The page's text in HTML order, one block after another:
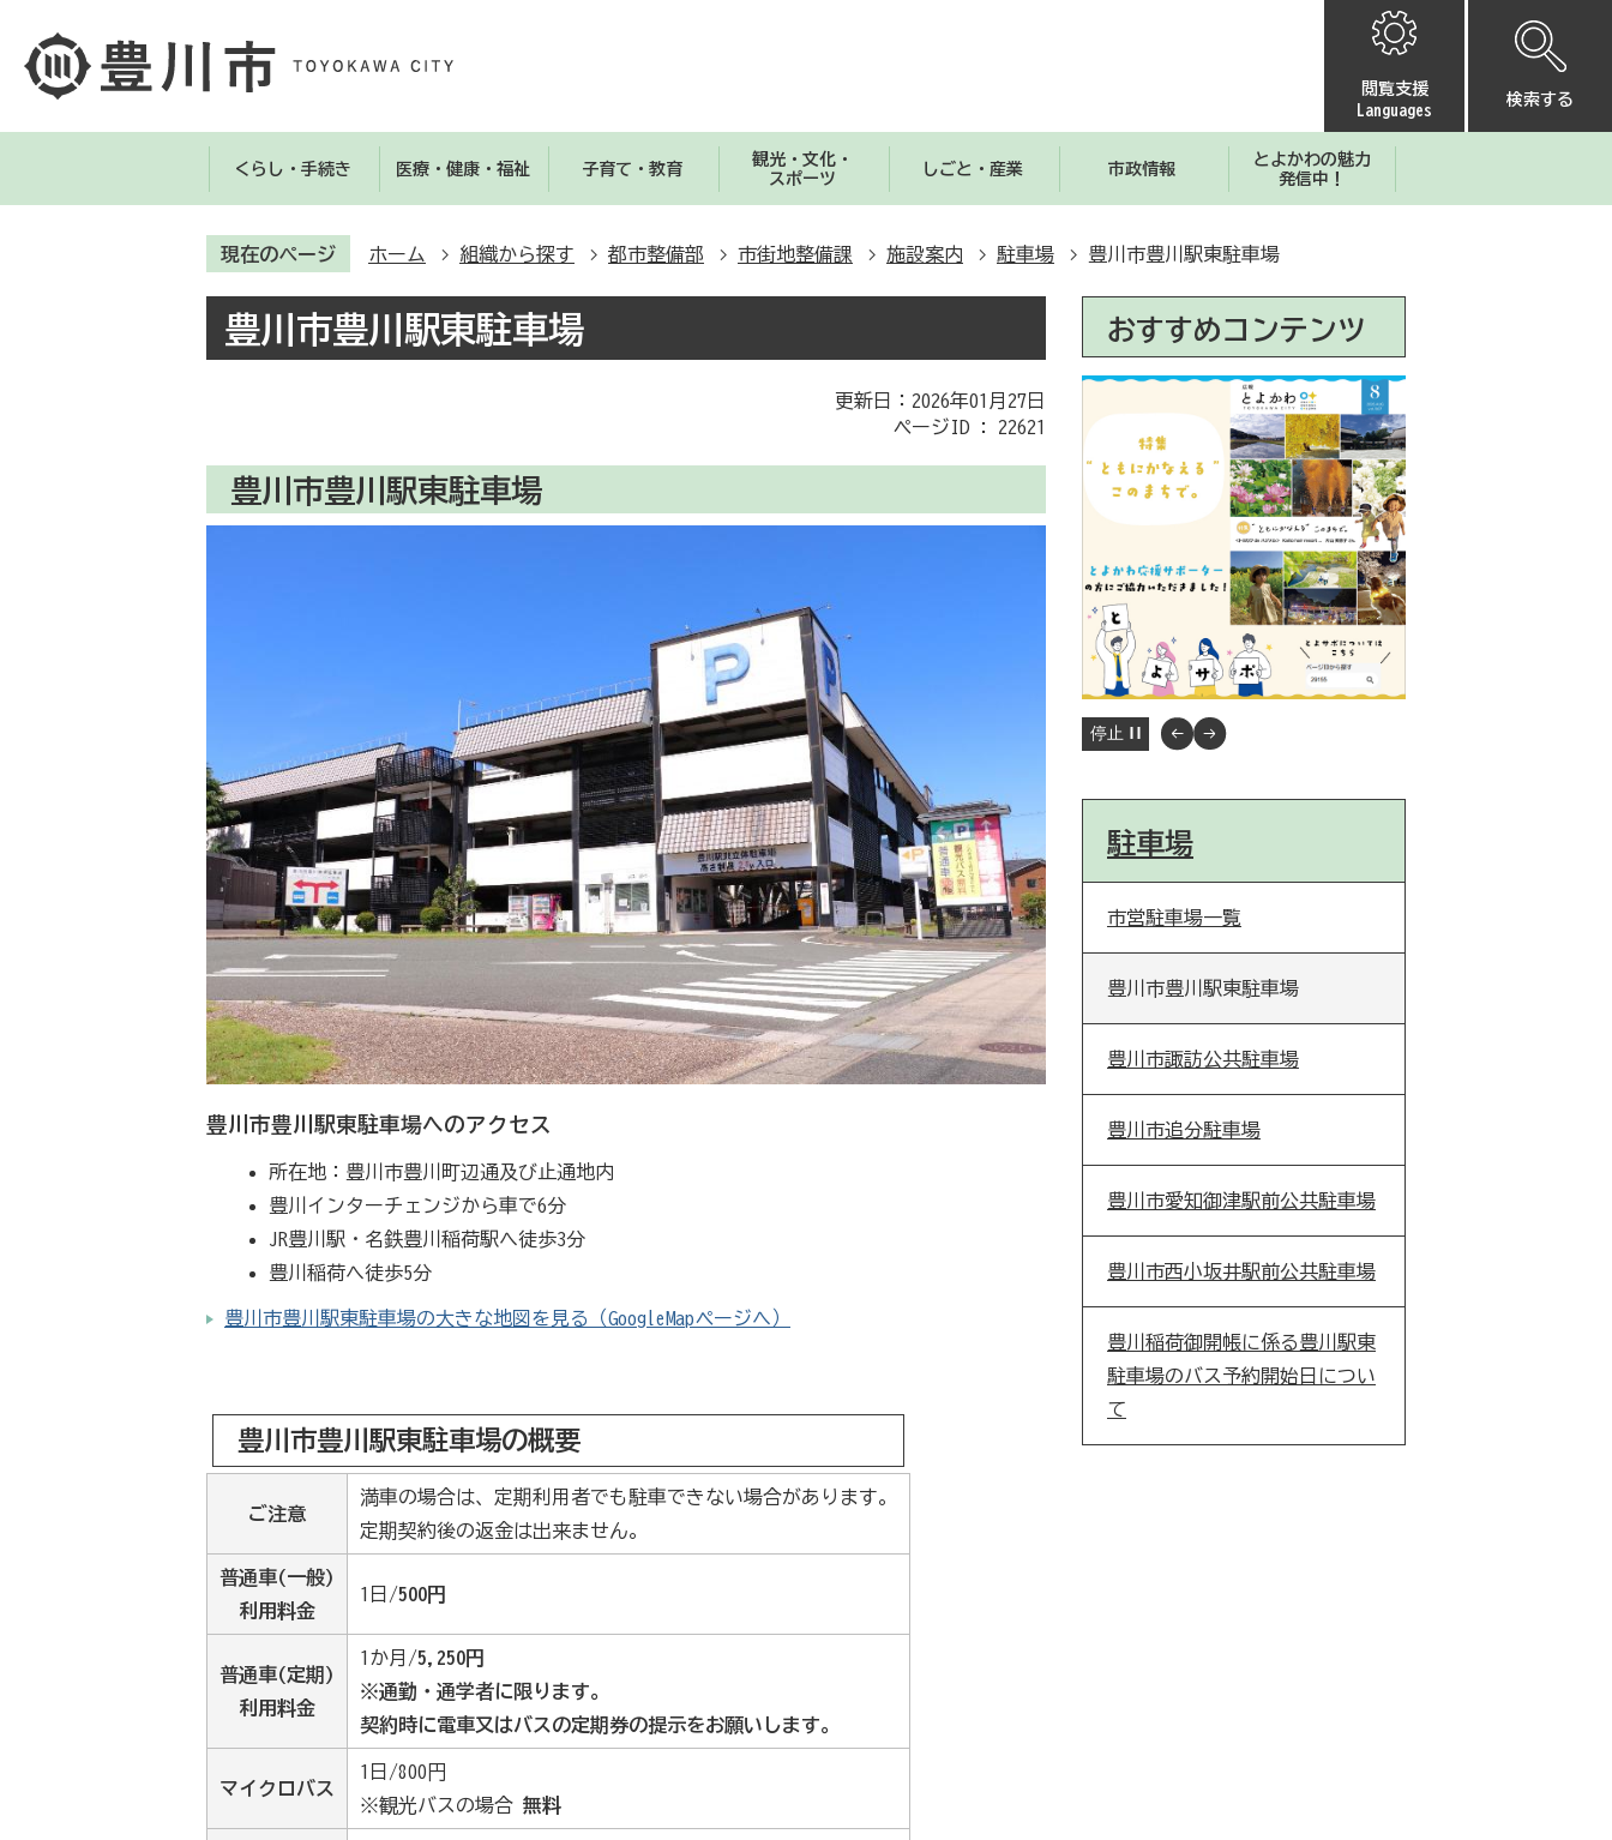
閲覧支援
Languages
検索する
くらし・手続き 医療・健康・福祉 子育て・教育
観光・文化・
スポーツ
しごと・産業 市政情報
とよかわの魅力
発信中！
現在のページ ホーム 組織から探す 都市整備部 市街地整備課 施設案内 駐車場 豊川市豊川駅東駐車場
豊川市豊川駅東駐車場
更新日：2026年01月27日
ページID : 22621
豊川市豊川駅東駐車場
豊川市豊川駅東駐車場へのアクセス
所在地：豊川市豊川町辺通及び止通地内
豊川インターチェンジから車で6分
JR豊川駅・名鉄豊川稲荷駅へ徒歩3分
豊川稲荷へ徒歩5分
豊川市豊川駅東駐車場の大きな地図を見る（GoogleMapページへ）
豊川市豊川駅東駐車場の概要
ご注意
満車の場合は、定期利用者でも駐車できない場合があります。
定期契約後の返金は出来ません。
普通車(一般)
利用料金
1日/500円
普通車(定期)
利用料金
1か月/5,250円
※通勤・通学者に限ります。
契約時に電車又はバスの定期券の提示をお願いします。
マイクロバス
1日/800円
※観光バスの場合 無料
おすすめコンテンツ
停止
駐車場
市営駐車場一覧
豊川市豊川駅東駐車場
豊川市諏訪公共駐車場
豊川市追分駐車場
豊川市愛知御津駅前公共駐車場
豊川市西小坂井駅前公共駐車場
豊川稲荷御開帳に係る豊川駅東
駐車場のバス予約開始日につい
て